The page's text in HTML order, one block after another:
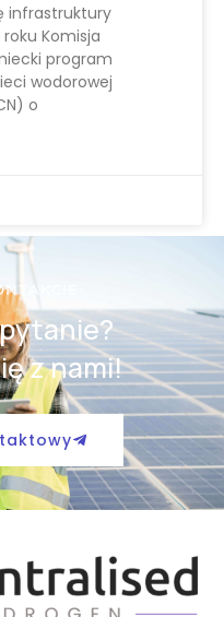
infrastruktury
Komisja
program
wodorowej
o
z nami!